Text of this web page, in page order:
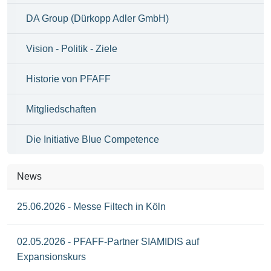
DA Group (Dürkopp Adler GmbH)
Vision - Politik - Ziele
Historie von PFAFF
Mitgliedschaften
Die Initiative Blue Competence
News
25.06.2026 - Messe Filtech in Köln
02.05.2026 - PFAFF-Partner SIAMIDIS auf
Expansionskurs